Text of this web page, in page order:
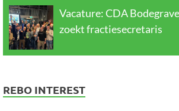
Vacature: CDA
zoekt fractiesecretaris
REBO INTEREST